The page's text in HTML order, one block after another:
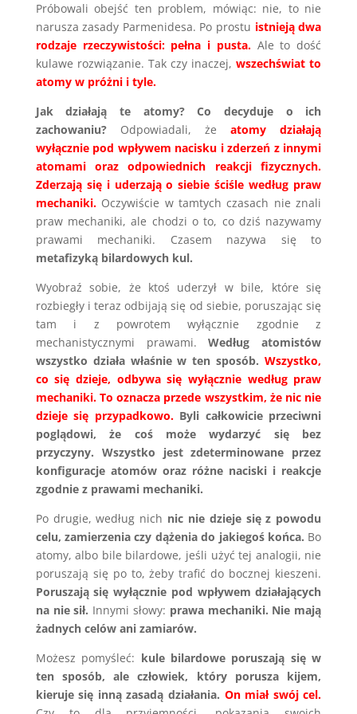
Próbowali obejść ten problem, mówiąc: nie, to nie
narusza zasady Parmenidesa. Po prostu istnieją dwa
rodzaje rzeczywistości: pełna i pusta. Ale to dość
kulawe rozwiązanie. Tak czy inaczej,wszechświat to
atomy w próżni i tyle.
Jak działają te atomy? Co decyduje o ich
zachowaniu? Odpowiadali, żeatomy działają
wyłącznie pod wpływem nacisku i zderzeń z innymi
atomami oraz odpowiednich reakcji fizycznych.
Zderzają się i uderzają o siebie ściśle według praw
mechaniki. Oczywiście w tamtych czasach nie znali
praw mechaniki, ale chodzi o to, co dziś nazywamy
prawami mechaniki. Czasem nazywa się to
metafizyką bilardowych kul.
Wyobraź sobie, że ktoś uderzył w bile, które się
rozbiegły i teraz odbijają się od siebie, poruszając się
tam i z powrotem wyłącznie zgodnie z
mechanistycznymi prawami.Według atomistów
wszystko działa właśnie w ten sposób. Wszystko,
co się dzieje, odbywa się wyłącznie według praw
mechaniki. To oznacza przede wszystkim, że nic nie
dzieje się przypadkowo. Byli całkowicie przeciwni
poglądowi, że coś może wydarzyć się bez
przyczyny. Wszystko jest zdeterminowane przez
konfiguracje atomów oraz różne naciski i reakcje
zgodnie z prawami mechaniki.
Po drugie, według nich nic nie dzieje się z powodu
celu, zamierzenia czy dążenia do jakiegoś końca. Bo
atomy, albo bile bilardowe, jeśli użyć tej analogii, nie
poruszają się po to, żeby trafić do bocznej kieszeni.
Poruszają się wyłącznie pod wpływem działających
na nie sił. Innymi słowy: prawa mechaniki. Nie mają
żadnych celów ani zamiarów.
Możesz pomyśleć: kule bilardowe poruszają się w
ten sposób, ale człowiek, który porusza kijem,
kieruje się inną zasadą działania. On miał swój cel.